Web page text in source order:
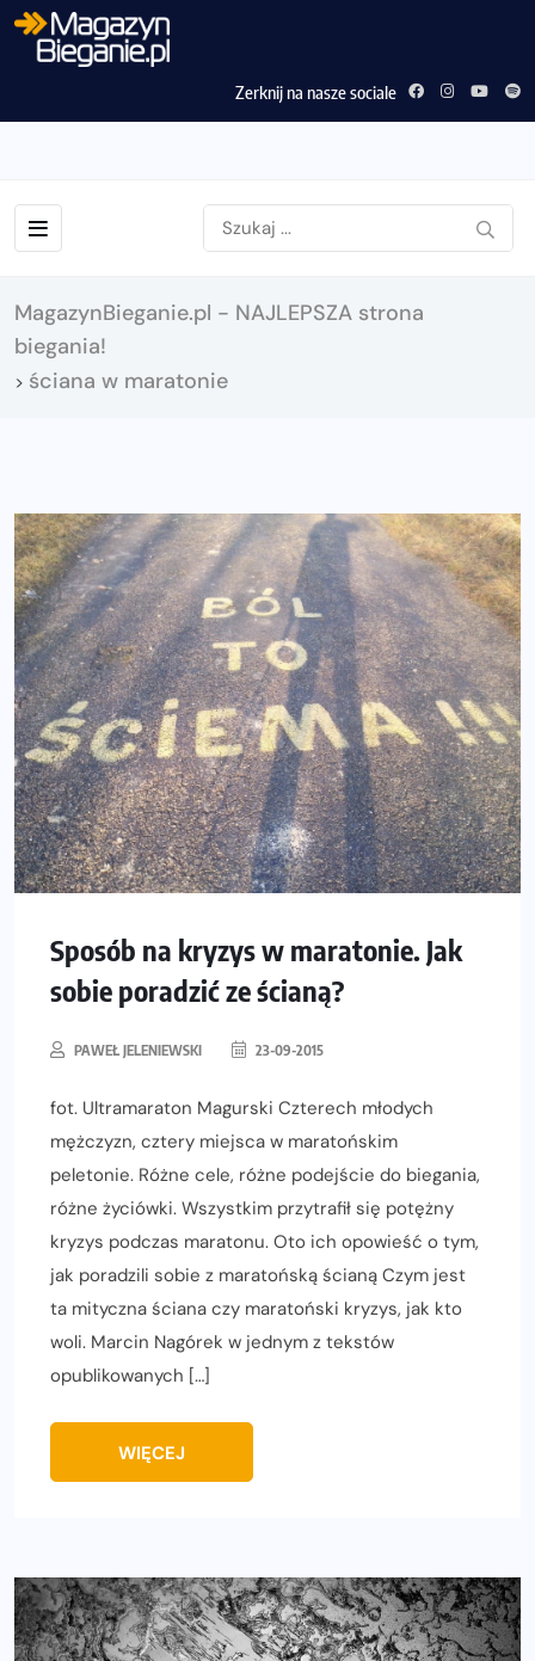
Zerknij na nasze sociale
MagazynBieganie.pl - NAJLEPSZA strona
biegania!
> ściana w maratonie
Sposób na kryzys w maratonie. Jak
sobie poradzić ze ścianą?
PAWEŁ JELENIEWSKI 23-09-2015
fot. Ultramaraton Magurski Czterech młodych
mężczyzn, cztery miejsca w maratońskim
peletonie. Różne cele, różne podejście do biegania,
różne życiówki. Wszystkim przytrafił się potężny
kryzys podczas maratonu. Oto ich opowieść o tym,
jak poradzili sobie z maratońską ścianą Czym jest
ta mityczna ściana czy maratoński kryzys, jak kto
woli. Marcin Nagórek w jednym z tekstów
opublikowanych […]
WIĘCEJ